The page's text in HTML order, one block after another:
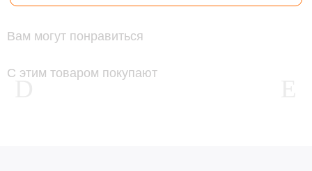
Вам могут понравиться
С этим товаром покупают